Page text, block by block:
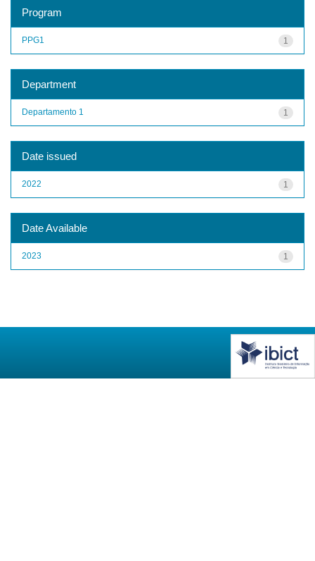
Program
1
PPG1
Department
1
Departamento 1
Date issued
1
2022
Date Available
1
2023